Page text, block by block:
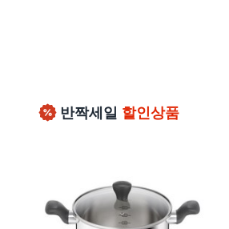
반짝세일 할인상품